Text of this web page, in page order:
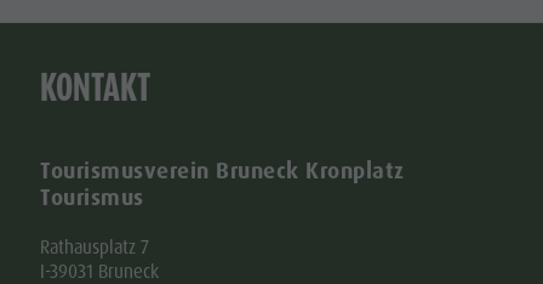
KONTAKT
Tourismusverein Bruneck Kronplatz
Tourismus
Rathausplatz 7
I-39031 Bruneck